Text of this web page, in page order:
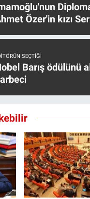
Özer'in kızı
SEÇTIĞI
Barış ödülünü